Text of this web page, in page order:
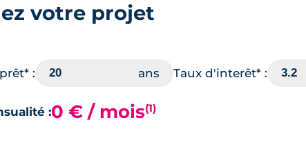
votre projet
: Taux d'interêt* :
:0 € / mois(1)